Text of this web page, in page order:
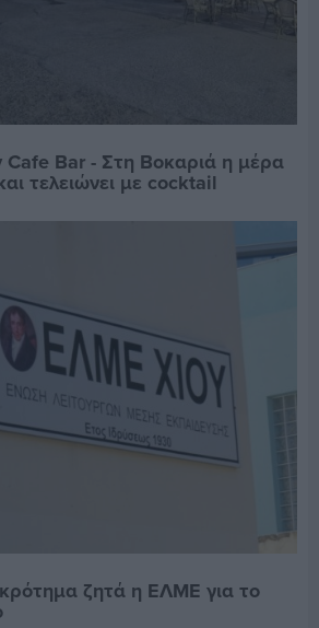
Bar - Στη Βοκαριά η μέρα
τελειώνει με cocktail
ζητά η ΕΛΜΕ για το